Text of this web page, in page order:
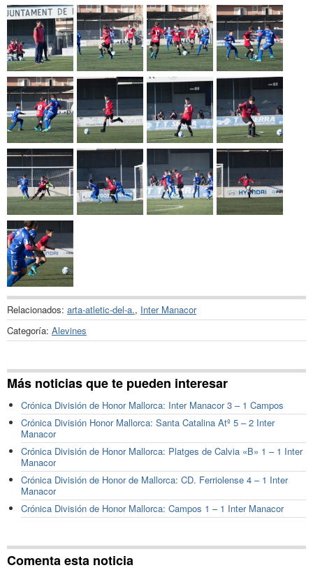
Relacionados: arta-atletic-del-a., Inter Manacor
Categoría: Alevines
Más noticias que te pueden interesar
Crónica División de Honor Mallorca: Inter Manacor 3 – 1 Campos
Crónica División Honor Mallorca: Santa Catalina Atº 5 – 2 Inter
Manacor
Crónica División de Honor Mallorca: Platges de Calvia «B» 1 – 1 Inter
Manacor
Crónica División de Honor de Mallorca: CD. Ferriolense 4 – 1 Inter
Manacor
Crónica División de Honor Mallorca: Campos 1 – 1 Inter Manacor
Comenta esta noticia